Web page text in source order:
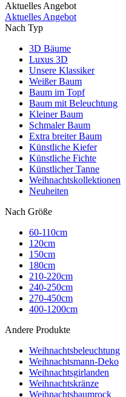
Aktuelles Angebot
Aktuelles Angebot
Nach Typ
3D Bäume
Luxus 3D
Unsere Klassiker
Weißer Baum
Baum im Topf
Baum mit Beleuchtung
Kleiner Baum
Schmaler Baum
Extra breiter Baum
Künstliche Kiefer
Künstliche Fichte
Künstlicher Tanne
Weihnachtskollektionen
Neuheiten
Nach Größe
60-110cm
120cm
150cm
180cm
210-220cm
240-250cm
270-450cm
400-1200cm
Andere Produkte
Weihnachtsbeleuchtung
Weihnachtsmann-Deko
Weihnachtsgirlanden
Weihnachtskränze
Weihnachtsbaumrock